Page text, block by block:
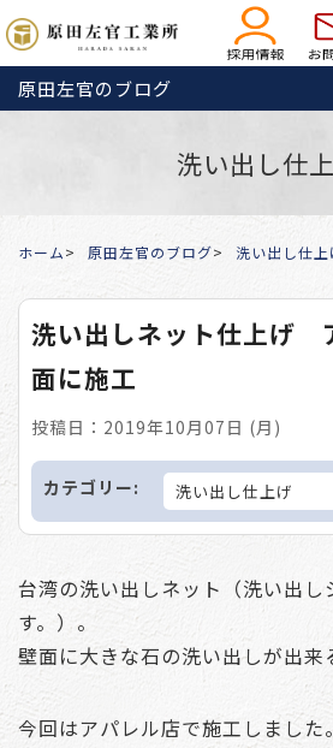
原田左官のブログ
洗い出し仕
ホーム 原田左官のブログ 洗い出し仕上
洗い出しネット仕上げ
面に施工
投稿日：2019年10月07日 (月)
カテゴリー: 洗い出し仕上げ
台湾の洗い出しネット（洗い出し
す。）。
壁面に大きな石の洗い出しが出来
今回はアパレル店で施工しました